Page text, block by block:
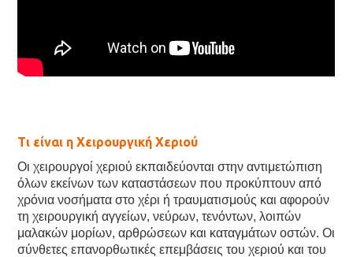
Τι είναι η Χειρουργική Χεριού
Οι χειρουργοί χεριού εκπαιδεύονται στην αντιμετώπιση
όλων εκείνων των καταστάσεων που προκύπτουν από
χρόνια νοσήματα στο χέρι ή τραυματισμούς και αφορούν
τη χειρουργική αγγείων, νεύρων, τενόντων, λοιπών
μαλακών μορίων, αρθρώσεων και καταγμάτων οστών. Οι
σύνθετες επανορθωτικές επεμβάσεις του χεριού και του